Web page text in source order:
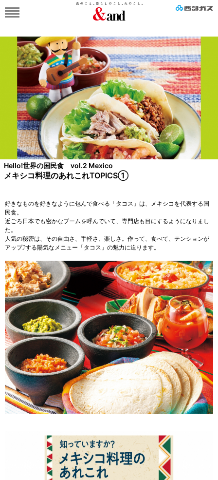
Hello!世界の国民食 vol.2 Mexico
メキシコ料理のあれこれTOPICS①
好きなものを好きなように包んで食べる「タコス」は、メキシコを代表する国
民食。
近ごろ日本でも密かなブームを呼んでいて、専門店も目にするようになりまし
た。
人気の秘密は、その自由さ、手軽さ、楽しさ。作って、食べて、テンションが
アップ⤴する陽気なメニュー「タコス」の魅力に迫ります。